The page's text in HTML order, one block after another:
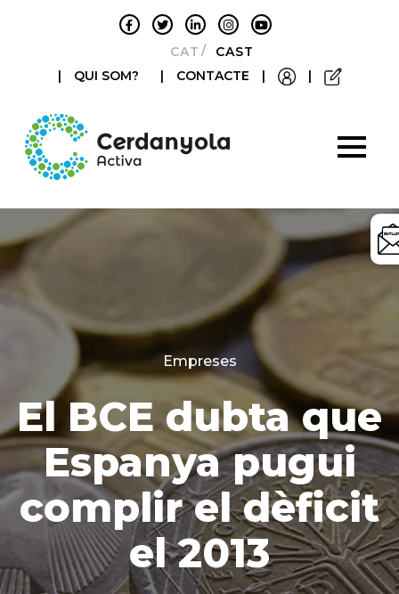
CATALÀCASTELLANO
|
QUI SOM? | CONTACTE | |
Categories
Empreses
El BCE dubta que
Espanya pugui
complir el dèficit
el 2013